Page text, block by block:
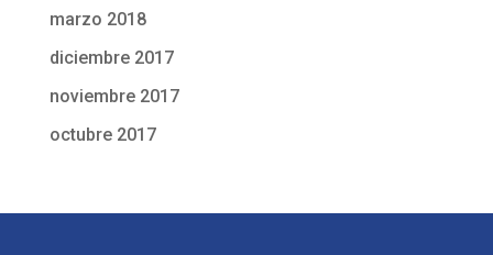
marzo 2018
diciembre 2017
noviembre 2017
octubre 2017